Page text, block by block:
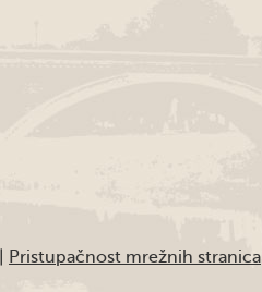
Pristupačnost mrežnih stranica